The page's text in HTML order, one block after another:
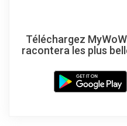
Téléchargez
racontera les plus